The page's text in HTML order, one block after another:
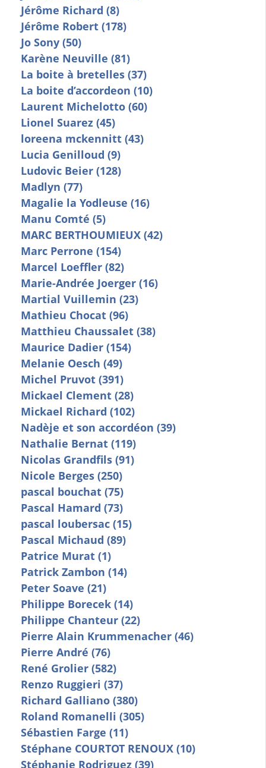
Jérôme Richard (8)
Jérôme Robert (178)
Jo Sony (50)
Karène Neuville (81)
La boite à bretelles (37)
La boite d’accordeon (10)
Laurent Michelotto (60)
Lionel Suarez (45)
loreena mckennitt (43)
Lucia Genilloud (9)
Ludovic Beier (128)
Madlyn (77)
Magalie la Yodleuse (16)
Manu Comté (5)
MARC BERTHOUMIEUX (42)
Marc Perrone (154)
Marcel Loeffler (82)
Marie-Andrée Joerger (16)
Martial Vuillemin (23)
Mathieu Chocat (96)
Matthieu Chaussalet (38)
Maurice Dadier (154)
Melanie Oesch (49)
Michel Pruvot (391)
Mickael Clement (28)
Mickael Richard (102)
Nadèje et son accordéon (39)
Nathalie Bernat (119)
Nicolas Grandfils (91)
Nicole Berges (250)
pascal bouchat (75)
Pascal Hamard (73)
pascal loubersac (15)
Pascal Michaud (89)
Patrice Murat (1)
Patrick Zambon (14)
Peter Soave (21)
Philippe Borecek (14)
Philippe Chanteur (22)
Pierre Alain Krummenacher (46)
Pierre André (76)
René Grolier (582)
Renzo Ruggieri (37)
Richard Galliano (380)
Roland Romanelli (305)
Sébastien Farge (11)
Stéphane COURTOT RENOUX (10)
Stéphanie Rodriguez (39)